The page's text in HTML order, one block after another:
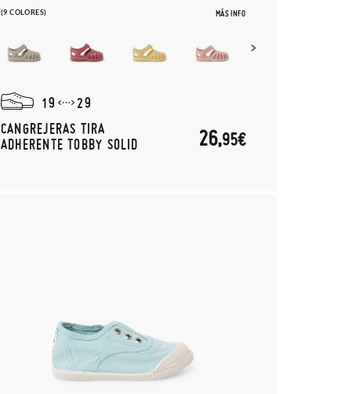
(9 COLORES) MÁS INFO
19
29
CANGREJERAS TIRA
ADHERENTE TOBBY SOLID
26,95€